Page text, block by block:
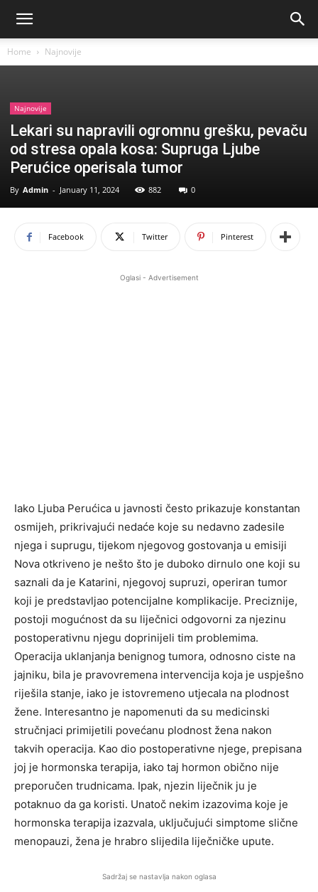
Home Najnovije
Najnovije
Lekari su napravili ogromnu grešku, pevaču
od stresa opala kosa: Supruga Ljube
Perućice operisala tumor
By Admin - January 11, 2024 882 0
Facebook Twitter Pinterest
Oglasi - Advertisement
Iako Ljuba Perućica u javnosti često prikazuje konstantan
osmijeh, prikrivajući nedaće koje su nedavno zadesile
njega i suprugu, tijekom njegovog gostovanja u emisiji
Nova otkriveno je nešto što je duboko dirnulo one koji su
saznali da je Katarini, njegovoj supruzi, operiran tumor
koji je predstavljao potencijalne komplikacije. Preciznije,
postoji mogućnost da su liječnici odgovorni za njezinu
postoperativnu njegu doprinijeli tim problemima.
Operacija uklanjanja benignog tumora, odnosno ciste na
jajniku, bila je pravovremena intervencija koja je uspješno
riješila stanje, iako je istovremeno utjecala na plodnost
žene. Interesantno je napomenuti da su medicinski
stručnjaci primijetili povećanu plodnost žena nakon
takvih operacija. Kao dio postoperativne njege, prepisana
joj je hormonska terapija, iako taj hormon obično nije
preporučen trudnicama. Ipak, njezin liječnik ju je
potaknuo da ga koristi. Unatoč nekim izazovima koje je
hormonska terapija izazvala, uključujući simptome slične
menopauzi, žena je hrabro slijedila liječničke upute.
Sadržaj se nastavlja nakon oglasa